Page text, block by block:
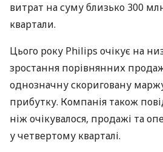
витрат на суму близько 300
квартали.
Цього року Philips очікує на
зростання порівнянних
однозначну скориговану
прибутку. Компанія також
ніж очікувалося, продажі та
у четвертому кварталі.